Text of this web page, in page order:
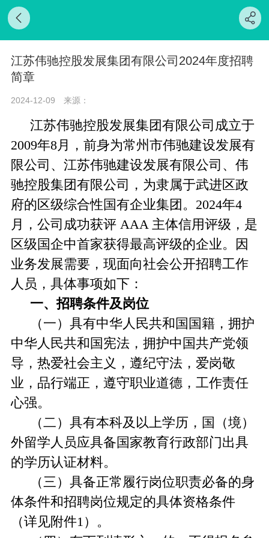
江苏伟驰控股发展集团有限公司2024年度招聘
简章
2024-12-09 来源：
江苏伟驰控股发展集团有限公司成立于
2009年8月，前身为常州市伟驰建设发展有
限公司、江苏伟驰建设发展有限公司、伟
驰控股集团有限公司，为隶属于武进区政
府的区级综合性国有企业集团。2024年4
月，公司成功获评 AAA 主体信用评级，是
区级国企中首家获得最高评级的企业。
因
业务发展需要，现面向社会公开招聘工作
人员，具体事项如下：
一、招聘条件及岗位
（一）具有中华人民共和国国籍，拥护
中华人民共和国宪法，拥护中国共产党领
导，热爱社会主义，遵纪守法，爱岗敬
业，品行端正，遵守职业道德，工作责任
心强。
（二）具有本科及以上学历，国（境）
外留学人员应具备国家教育行政部门出具
的学历认证材料。
（三）具备正常履行岗位职责必备的身
体条件和招聘岗位规定的具体资格条件
（详见附件1）。